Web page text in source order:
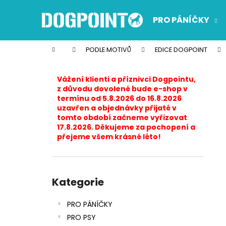
PRO PÁNÍČKY
Domů PODLE MOTIVŮ EDICE DOGPOINT
Vážení klienti a příznivci Dogpointu,
z důvodu dovolené bude e-shop v
termínu od 5.8.2026 do 16.8.2026
uzavřen a objednávky přijaté v
tomto období začneme vyřizovat
17.8.2026. Děkujeme za pochopení a
přejeme všem krásné léto!
kategorie
Kategorie
PRO PÁNÍČKY
PRO PSY
í
Zpět
do
Zpět
do